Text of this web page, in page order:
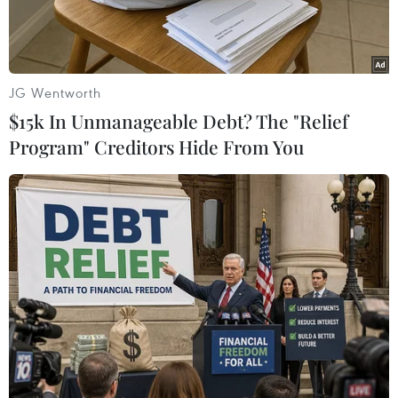
Khách hàng giao dịch tại Hội sở chính Công ty Chứng khoán
Bảo Việt. (Ảnh: Trần Việt/TTXVN)
Kết thúc phiên giao dịch ngày 9/6, thị trường
chứng khoán lấy lại sắc xanh khi lực cầu tại
nhóm ngân hàng và tài chính giúp các chỉ số hồi
JG Wentworth
$15k In Unmanageable Debt? The "Relief
Program" Creditors Hide From You